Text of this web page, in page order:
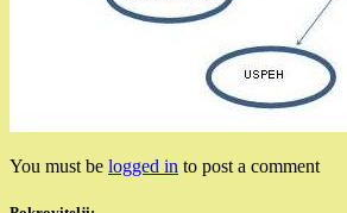
You must be logged in to post a comment